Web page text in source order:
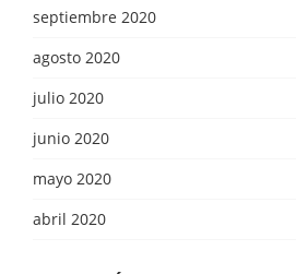
septiembre 2020
agosto 2020
julio 2020
junio 2020
mayo 2020
abril 2020